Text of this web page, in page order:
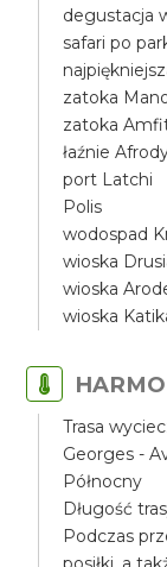
degustacja
safari po
zatoka
zatoka
łaźnie
port Latchi
Polis
wodospad
wioska
wioska
wioska
Trasa
Georges -
Północny
Długość
Podczas